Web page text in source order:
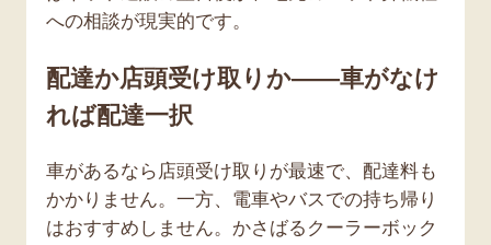
への相談が現実的です。
配達か店頭受け取りか——車がなけ
れば配達一択
車があるなら店頭受け取りが最速で、配達料も
かかりません。一方、電車やバスでの持ち帰り
はおすすめしません。かさばるクーラーボック